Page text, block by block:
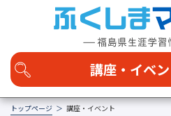
講座・イベ
トップページ 講座・イベント